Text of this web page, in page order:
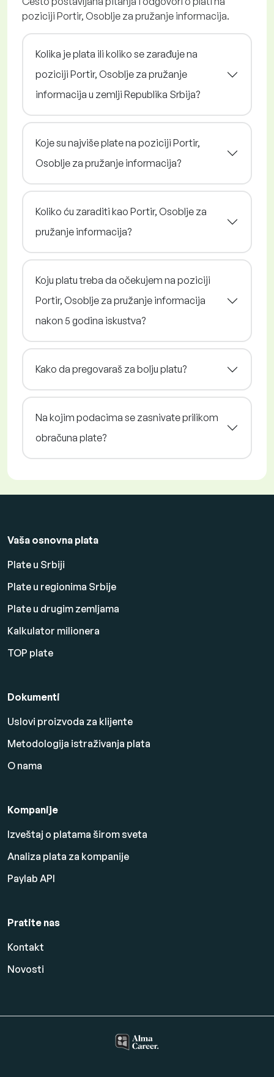
poziciji Portir, Osoblje za pružanje informacija.
Kolika je plata ili koliko se zarađuje na
poziciji Portir, Osoblje za pružanje
informacija u zemlji Republika Srbija?
Koje su najviše plate na poziciji Portir,
Osoblje za pružanje informacija?
Koliko ću zaraditi kao Portir, Osoblje za
pružanje informacija?
Koju platu treba da očekujem na poziciji
Portir, Osoblje za pružanje informacija
nakon 5 godina iskustva?
Kako da pregovaraš za bolju platu?
Na kojim podacima se zasnivate prilikom
obračuna plate?
Vaša osnovna plata
Plate u Srbiji
Plate u regionima Srbije
Plate u drugim zemljama
Kalkulator milionera
TOP plate
Dokumenti
Uslovi proizvoda za klijente
Metodologija istraživanja plata
O nama
Kompanije
Izveštaj o platama širom sveta
Analiza plata za kompanije
Paylab API
Pratite nas
Kontakt
Novosti